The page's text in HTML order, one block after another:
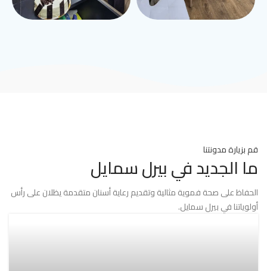
قم بزيارة مدونتنا
ما الجديد في بيرل سمايل
الحفاظ على صحة فموية مثالية وتقديم رعاية أسنان متقدمة يظلان على رأس
أولوياتنا في بيرل سمايل.